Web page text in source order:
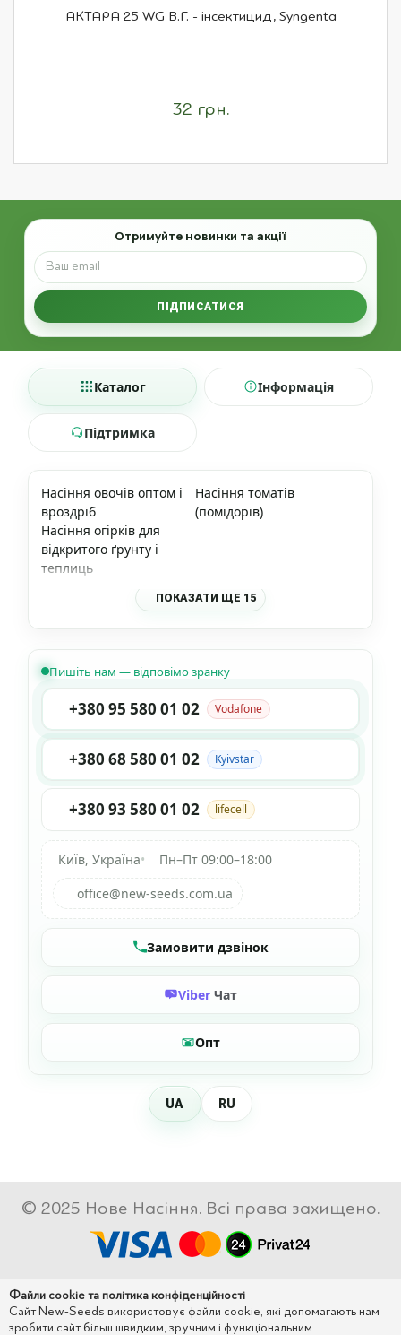
АКТАРА 25 WG В.Г. - інсектицид, Syngenta
32 грн.
Email
Отримуйте новинки та акції
ПІДПИСАТИСЯ
Каталог Інформація
Підтримка
Насіння овочів оптом і
вроздріб
Насіння томатів
(помідорів)
Насіння огірків для
відкритого ґрунту і
теплиць
ПОКАЗАТИ ЩЕ 15
Пишіть нам — відповімо зранку
+380 95 580 01 02 Vodafone
+380 68 580 01 02 Kyivstar
+380 93 580 01 02 lifecell
Київ, Україна•
Пн–Пт 09:00–18:00
office@new-seeds.com.ua
Замовити дзвінок
Viber Чат
Опт
UA RU
© 2025 Нове Насіння. Всі права захищено.
Файли cookie та політика конфіденційності
Сайт New-Seeds використовує файли cookie, які допомагають нам
зробити сайт більш швидким, зручним і функціональним.